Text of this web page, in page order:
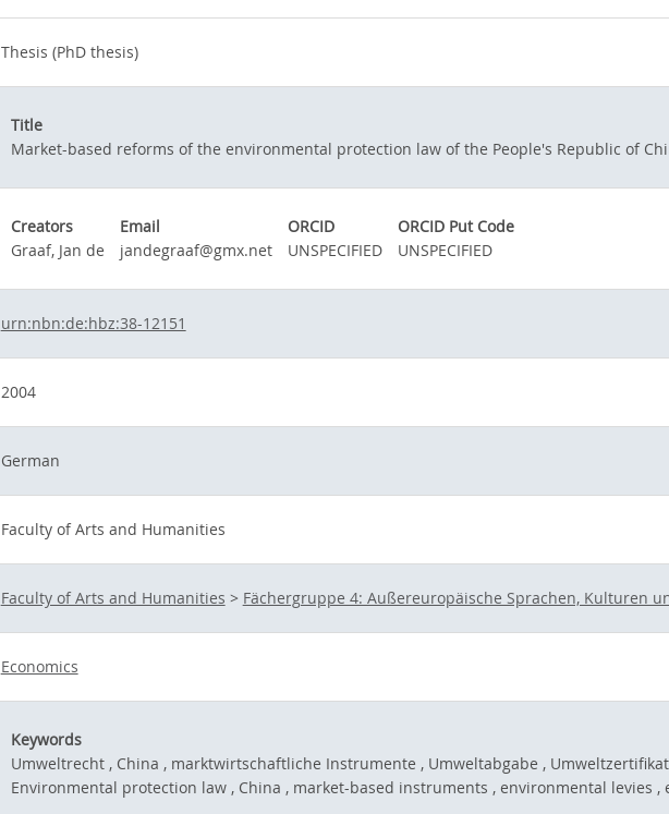
Thesis (PhD thesis)
Title
Market-based reforms of the environmental protection law of the People's Republic of
Creators Email ORCID
ORCID Put Code
Graaf, Jan de
jandegraaf@gmx.net UNSPECIFIED UNSPECIFIED
urn:nbn:de:hbz:38-12151
2004
German
Faculty of Arts and Humanities
Faculty of Arts and Humanities > Fächergruppe 4: Außereuropäische Sprachen, Kulturen
Economics
Keywords
Umweltrecht , China , marktwirtschaftliche Instrumente , Umweltabgabe ,
Environmental protection law , China , market-based instruments , environmental levies